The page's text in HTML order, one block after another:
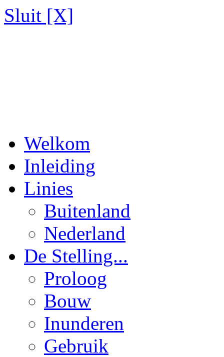
Sluit [X]
Welkom
Inleiding
Linies
Buitenland
Nederland
De Stelling...
Proloog
Bouw
Inunderen
Gebruik